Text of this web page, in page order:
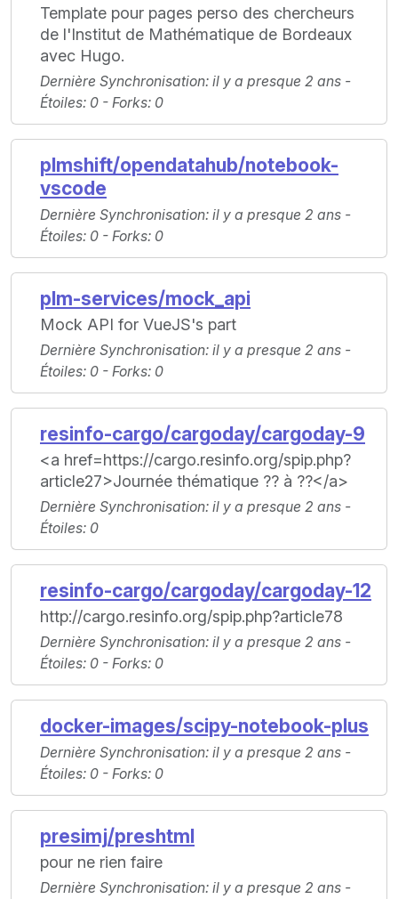
Template pour pages perso des chercheurs
de l'Institut de Mathématique de Bordeaux
avec Hugo.
Dernière Synchronisation: il y a presque 2 ans -
Étoiles: 0 - Forks: 0
plmshift/opendatahub/notebook-
vscode
Dernière Synchronisation: il y a presque 2 ans -
Étoiles: 0 - Forks: 0
plm-services/mock_api
Mock API for VueJS's part
Dernière Synchronisation: il y a presque 2 ans -
Étoiles: 0 - Forks: 0
resinfo-cargo/cargoday/cargoday-9
<a href=https://cargo.resinfo.org/spip.php?
article27>Journée thématique ?? à ??</a>
Dernière Synchronisation: il y a presque 2 ans -
Étoiles: 0
resinfo-cargo/cargoday/cargoday-12
http://cargo.resinfo.org/spip.php?article78
Dernière Synchronisation: il y a presque 2 ans -
Étoiles: 0 - Forks: 0
docker-images/scipy-notebook-plus
Dernière Synchronisation: il y a presque 2 ans -
Étoiles: 0 - Forks: 0
presimj/preshtml
pour ne rien faire
Dernière Synchronisation: il y a presque 2 ans -